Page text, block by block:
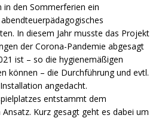
in den Sommerferien ein
In diesem Jahr musste das Projekt
der Corona-Pandemie abgesagt
ist – so die hygienemäßigen
können – die Durchführung und evtl.
angedacht.
entstammt dem
Kurz gesagt geht es dabei um